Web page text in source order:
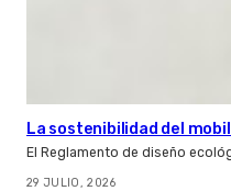
La sostenibilidad del
El Reglamento de diseño
29 JULIO, 2026